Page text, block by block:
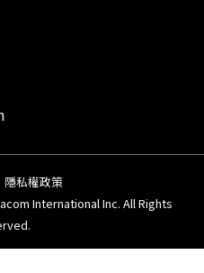
隱私權政策
International Inc. All Rights